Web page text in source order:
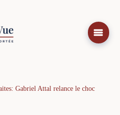
Gabriel Attal relance le choc